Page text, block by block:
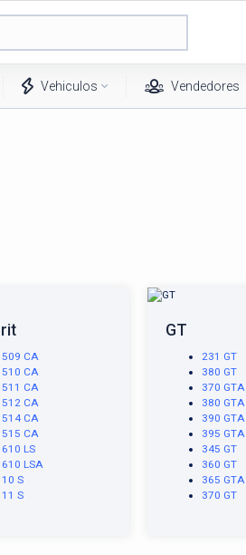
Vehiculos Vendedores
509 CA
510 CA
511 CA
512 CA
514 CA
515 CA
610 LS
610 LSA
10 S
11 S
GT
231 GT
380 GT
370 GTA
380 GTA
390 GTA
395 GTA
345 GT
360 GT
365 GTA
370 GT